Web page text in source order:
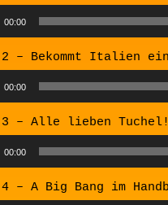
00:00
– Bekommt Italien
00:00
– Alle lieben Tuchel!
00:00
– A Big Bang im